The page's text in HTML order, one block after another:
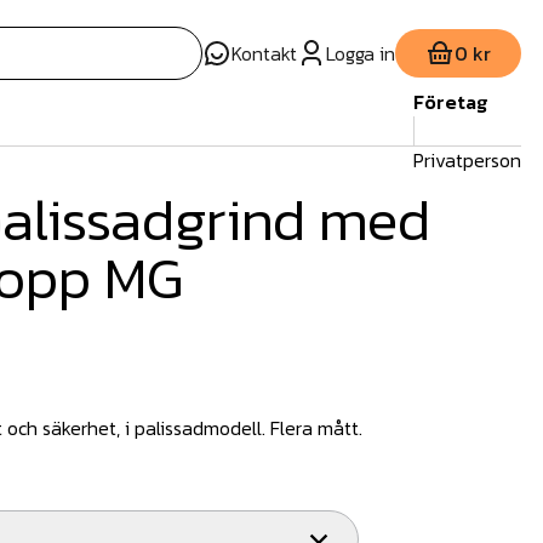
Kontakt Logga in 0 kr
Företag
Privatperson
med
MG
säkerhet, i palissadmodell. Flera mått.